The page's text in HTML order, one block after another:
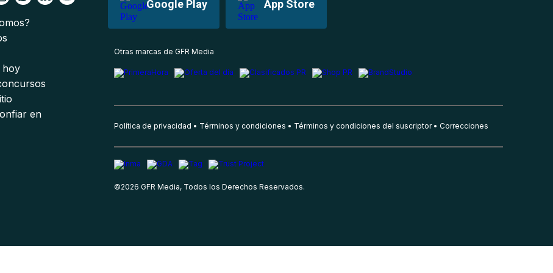
Google Play App Store
hoy
en
Otras marcas de GFR Media
Política de privacidad Términos y condiciones Términos y condiciones del suscriptor Correcciones
©2026 GFR Media, Todos los Derechos Reservados.